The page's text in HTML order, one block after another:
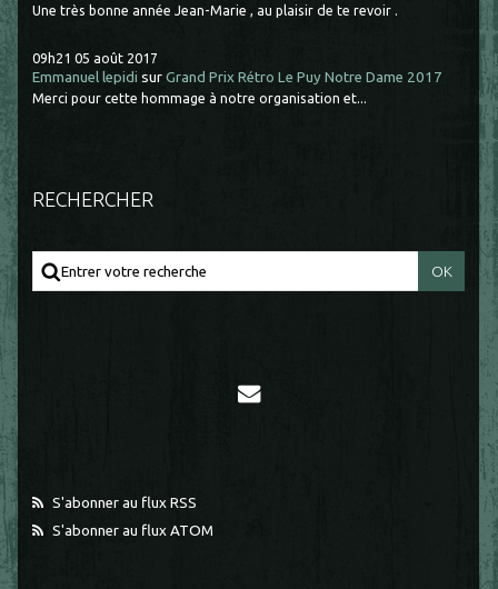
Une très bonne année Jean-Marie , au plaisir de te revoir .
09h21 05 août 2017
Emmanuel lepidi surGrand Prix Rétro Le Puy Notre Dame 2017
Merci pour cette hommage à notre organisation et...
RECHERCHER
S'abonner au flux RSS
S'abonner au flux ATOM